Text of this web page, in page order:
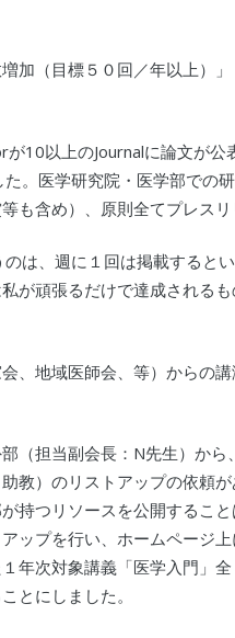
加（目標５０回／年以上）」
10以上のJournalに論文が
。医学研究院・医学部での
も含め）、原則全てプレス
は、週に１回は掲載すると
が頑張るだけで達成される
、地域医師会、等）からの
（担当副会長：N先生）か
教）のリストアップの依頼が
持つリソースを公開するこ
ップを行い、ホームページ上
年次対象講義「医学入門」
とにしました。